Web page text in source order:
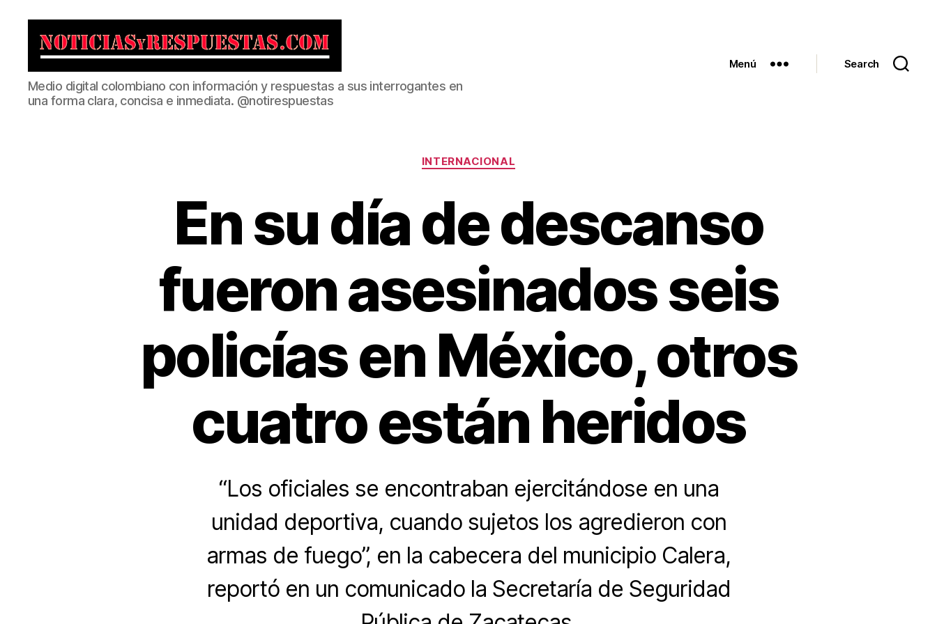
Noticias
y
Respuestas
Medio digital colombiano con información y respuestas a sus interrogantes en
una forma clara, concisa e inmediata. @notirespuestas
Menú Search
Categorías
INTERNACIONAL
En su día de descanso
fueron asesinados seis
policías en México, otros
cuatro están heridos
“Los oficiales se encontraban ejercitándose en una
unidad deportiva, cuando sujetos los agredieron con
armas de fuego”, en la cabecera del municipio Calera,
reportó en un comunicado la Secretaría de Seguridad